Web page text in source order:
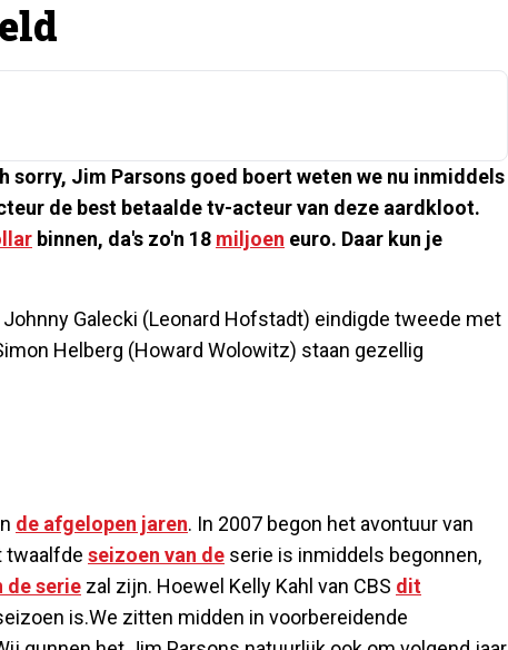
sorry, Jim Parsons goed boert weten we nu inmiddels
de best betaalde tv-acteur van deze aardkloot.
binnen, da's zo'n 18 miljoen euro. Daar kun je
Galecki (Leonard Hofstadt) eindigde tweede met
Helberg (Howard Wolowitz) staan gezellig
de afgelopen jaren. In 2007 begon het avontuur van
twaalfde seizoen van de serie is inmiddels begonnen,
de serie zal zijn. Hoewel Kelly Kahl van CBS dit
is.We zitten midden in voorbereidende